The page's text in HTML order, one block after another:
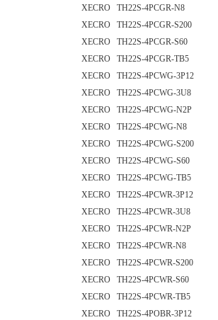
XECRO TH22S-4PCGR-N8
XECRO TH22S-4PCGR-S200
XECRO TH22S-4PCGR-S60
XECRO TH22S-4PCGR-TB5
XECRO TH22S-4PCWG-3P12
XECRO TH22S-4PCWG-3U8
XECRO TH22S-4PCWG-N2P
XECRO TH22S-4PCWG-N8
XECRO TH22S-4PCWG-S200
XECRO TH22S-4PCWG-S60
XECRO TH22S-4PCWG-TB5
XECRO TH22S-4PCWR-3P12
XECRO TH22S-4PCWR-3U8
XECRO TH22S-4PCWR-N2P
XECRO TH22S-4PCWR-N8
XECRO TH22S-4PCWR-S200
XECRO TH22S-4PCWR-S60
XECRO TH22S-4PCWR-TB5
XECRO TH22S-4POBR-3P12